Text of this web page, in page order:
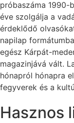
próbaszáma 1990-
éve szolgálja a
érdeklődő
napilap
egész Kárpát-
magazinjává vált.
hónapról hónapra
fegyverek és a
Hasznos